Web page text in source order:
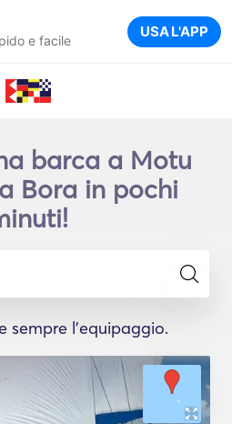
e facile USA L'APP
barca a Motu
Bora in pochi
sempre l'equipaggio.